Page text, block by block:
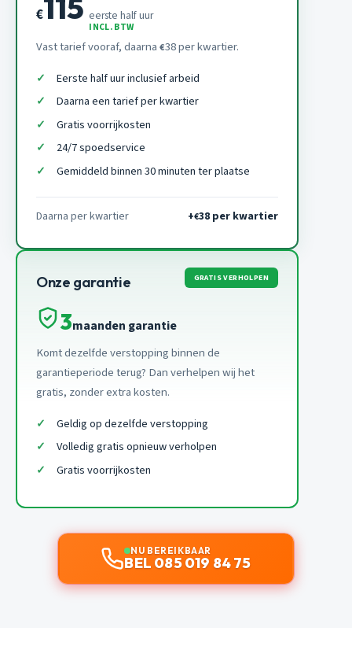
€115 eerste half uur
INCL. BTW
Vast tarief vooraf, daarna €38 per kwartier.
Eerste half uur inclusief arbeid
Daarna een tarief per kwartier
Gratis voorrijkosten
24/7 spoedservice
Gemiddeld binnen 30 minuten ter plaatse
Daarna per kwartier +€38 per kwartier
Onze garantie GRATIS VERHOLPEN
3maanden garantie
Komt dezelfde verstopping binnen de
garantieperiode terug? Dan verhelpen wij het
gratis, zonder extra kosten.
Geldig op dezelfde verstopping
Volledig gratis opnieuw verholpen
Gratis voorrijkosten
NU BEREIKBAAR
BEL 085 019 84 75